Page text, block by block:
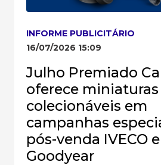
INFORME PUBLICITÁRIO
16/07/2026 15:09
Julho Premiado
oferece miniaturas
colecionáveis em
campanhas
pós-venda IVECO e
Goodyear